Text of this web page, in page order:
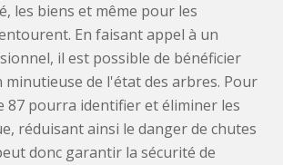
les biens et même pour les
En faisant appel à un
il est possible de bénéficier
de l'état des arbres. Pour
87 pourra identifier et éliminer les
réduisant ainsi le danger de chutes
donc garantir la sécurité de